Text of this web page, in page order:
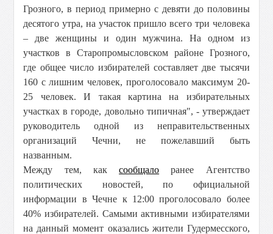
Грозного, в период примерно с девяти до половины
десятого утра, на участок пришло всего три человека
– две женщины и один мужчина. На одном из
участков в Старопромысловском районе Грозного,
где общее число избирателей составляет две тысячи
160 с лишним человек, проголосовало максимум 20-
25 человек. И такая картина на избирательных
участках в городе, довольно типичная", - утверждает
руководитель одной из неправительственных
организаций Чечни, не пожелавший быть
названным.
Между тем, каксообщало ранее Агентство
политических новостей, по официальной
информации в Чечне к 12:00 проголосовало более
40% избирателей. Самыми активными избирателями
на данный момент оказались жители Гудермесского,